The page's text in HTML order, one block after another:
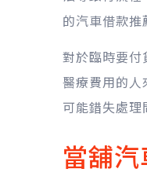
的汽車借款推
對於臨時要付
醫療費用的人
可能錯失處理
當舖